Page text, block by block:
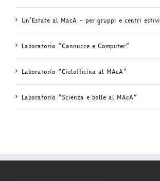
Un’Estate al MacA – per gruppi e centri estivi
Laboratorio “Cannucce e Computer”
Laboratorio “Ciclofficina al MAcA”
Laboratorio “Scienza e bolle al MAcA”